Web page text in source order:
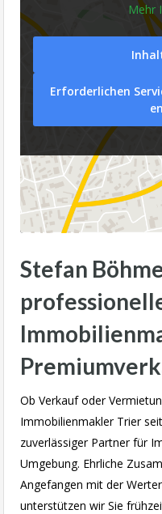
Mehr
Erforderlichen
Stefan
Ob Verkauf oder
Immobilienmakler Trier
zuverlässiger Partner für
Umgebung. Ehrliche
Angefangen mit der
unterstützen wir Sie